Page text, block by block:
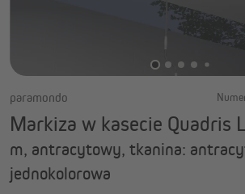
paramondo
Markiza w kasecie Quadris
m, antracytowy, tkanina:
jednokolorowa